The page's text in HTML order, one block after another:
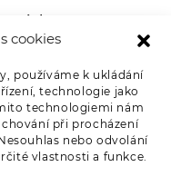
cookies
používáme k ukládání
technologie jako
technologiemi nám
při procházení
nebo odvolání
vlastnosti a funkce.